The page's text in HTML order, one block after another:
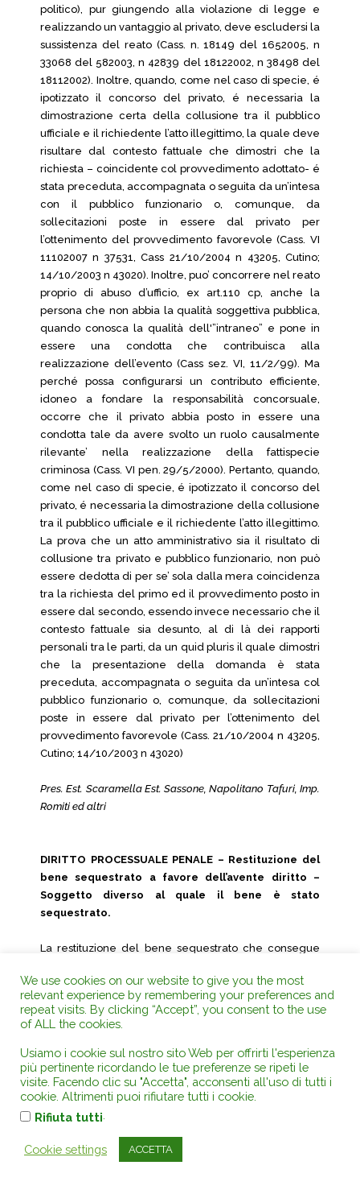
politico), pur giungendo alla violazione di legge e
realizzando un vantaggio al privato, deve escludersi la
sussistenza del reato (Cass. n. 18149 del 1652005, n
33068 del 582003, n 42839 del 18122002, n 38498 del
18112002). Inoltre, quando, come nel caso di specie, é
ipotizzato il concorso del privato, é necessaria la
dimostrazione certa della collusione tra il pubblico
ufficiale e il richiedente l’atto illegittimo, la quale deve
risultare dal contesto fattuale che dimostri che la
richiesta – coincidente col provvedimento adottato- é
stata preceduta, accompagnata o seguita da un’intesa
con il pubblico funzionario o, comunque, da
sollecitazioni poste in essere dal privato per
l’ottenimento del provvedimento favorevole (Cass. VI
11102007 n 37531, Cass 21/10/2004 n 43205, Cutino;
14/10/2003 n 43020). Inoltre, puo’ concorrere nel reato
proprio di abuso d’ufficio, ex art.110 cp, anche la
persona che non abbia la qualità soggettiva pubblica,
quando conosca la qualità dell'”intraneo” e pone in
essere una condotta che contribuisca alla
realizzazione dell’evento (Cass sez. VI, 11/2/99). Ma
perché possa configurarsi un contributo efficiente,
idoneo a fondare la responsabilità concorsuale,
occorre che il privato abbia posto in essere una
condotta tale da avere svolto un ruolo causalmente
rilevante’ nella realizzazione della fattispecie
criminosa (Cass. VI pen. 29/5/2000). Pertanto, quando,
come nel caso di specie, é ipotizzato il concorso del
privato, é necessaria la dimostrazione della collusione
tra il pubblico ufficiale e il richiedente l’atto illegittimo.
La prova che un atto amministrativo sia il risultato di
collusione tra privato e pubblico funzionario, non può
essere dedotta di per se’ sola dalla mera coincidenza
tra la richiesta del primo ed il provvedimento posto in
essere dal secondo, essendo invece necessario che il
contesto fattuale sia desunto, al di là dei rapporti
personali tra le parti, da un quid pluris il quale dimostri
che la presentazione della domanda è stata
preceduta, accompagnata o seguita da un’intesa col
pubblico funzionario o, comunque, da sollecitazioni
poste in essere dal privato per l’ottenimento del
provvedimento favorevole (Cass. 21/10/2004 n 43205,
Cutino; 14/10/2003 n 43020)
Pres. Est. Scaramella Est. Sassone, Napolitano Tafuri, Imp.
Romiti ed altri
DIRITTO PROCESSUALE PENALE – Restituzione del
bene sequestrato a favore dell’avente diritto –
Soggetto diverso al quale il bene è stato
sequestrato.
La restituzione del bene sequestrato che consegue
seguito di sentenza di proscioglimento o di non luogo
a procedere, va disposta a favore dell’avente diritto
che, in ipotesi, puo’ essere anche un soggetto diverso
2/5/-22 /8/2013 n.35320).
Pres. Est. Scaramella Est. Sassone, Napolitano Tafuri, Imp.
We use cookies on our website to give you the most
relevant experience by remembering your preferences and
repeat visits. By clicking “Accept”, you consent to the use
of ALL the cookies.
Usiamo i cookie sul nostro sito Web per offrirti l'esperienza
più pertinente ricordando le tue preferenze se ripeti le
visite. Facendo clic su "Accetta", acconsenti all'uso di tutti i
cookie. Altrimenti puoi rifiutare tutti i cookie.
Rifiuta tutti
Cookie settings ACCETTA